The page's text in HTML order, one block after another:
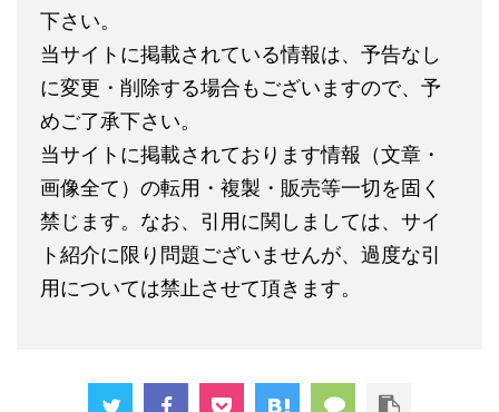
下さい。
当サイトに掲載されている情報は、予告なし
に変更・削除する場合もございますので、予
めご了承下さい。
当サイトに掲載されております情報（文章・
画像全て）の転用・複製・販売等一切を固く
禁じます。なお、引用に関しましては、サイ
ト紹介に限り問題ございませんが、過度な引
用については禁止させて頂きます。